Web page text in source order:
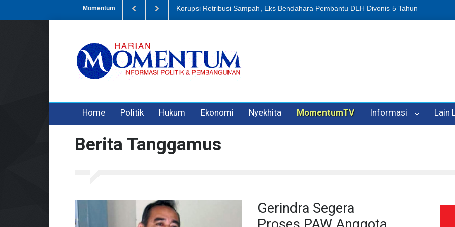
Momentum Dugaan Penipuan Oleh Oknum Kadis, Kuasa Hukum Pelapor Desak Polisi Tetapkan P-
Home Politik Hukum Ekonomi Nyekhita MomentumTV Informasi Lain
Berita Tanggamus
Gerindra Segera